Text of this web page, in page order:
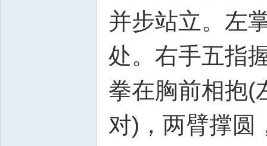
并步站立。左
处。右手五指
拳在胸前相抱(
对)，两臂撑圆